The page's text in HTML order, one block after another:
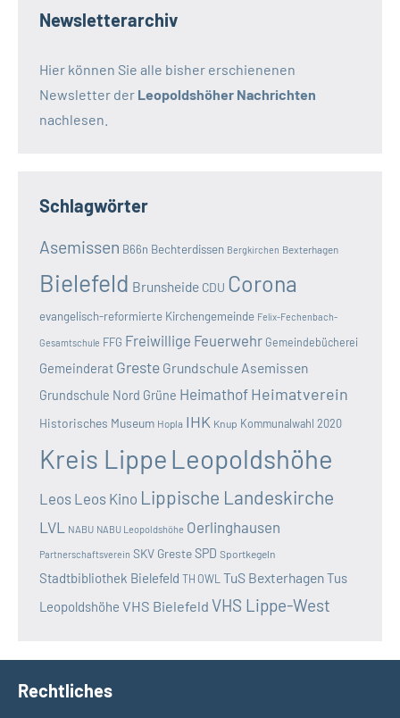
Newsletterarchiv
Hier können Sie alle bisher erschienenen
Newsletter der Leopoldshöher Nachrichten
nachlesen.
Schlagwörter
Asemissen B66n Bechterdissen Bergkirchen Bexterhagen
Bielefeld Brunsheide CDU Corona
evangelisch-reformierte Kirchengemeinde Felix-Fechenbach-
Gesamtschule FFG Freiwillige Feuerwehr Gemeindebücherei
Gemeinderat Greste Grundschule Asemissen
Grundschule Nord Grüne Heimathof Heimatverein
Historisches Museum Hopla IHK Knup Kommunalwahl 2020
Kreis Lippe Leopoldshöhe
Leos Leos Kino Lippische Landeskirche
LVL NABU NABU Leopoldshöhe Oerlinghausen
Partnerschaftsverein SKV GresteSPD Sportkegeln
Stadtbibliothek Bielefeld TH OWL TuS BexterhagenTus
Leopoldshöhe VHS Bielefeld VHS Lippe-West
Rechtliches